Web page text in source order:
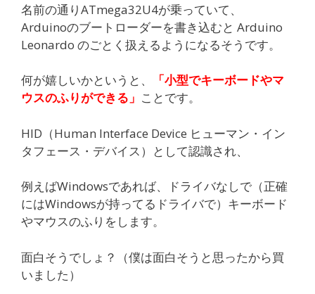
名前の通りATmega32U4が乗っていて、
Arduinoのブートローダーを書き込むと Arduino
Leonardo のごとく扱えるようになるそうです。
何が嬉しいかというと、
「小型でキーボードやマ
ウスのふりができる」 ことです。
HID（Human Interface Device ヒューマン・イン
タフェース・デバイス）として認識され、
例えばWindowsであれば、ドライバなしで（正確
にはWindowsが持ってるドライバで）キーボード
やマウスのふりをします。
面白そうでしょ？（僕は面白そうと思ったから買
いました）